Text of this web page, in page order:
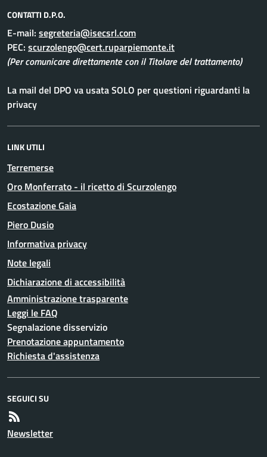
CONTATTI D.P.O.
E-mail:
PEC:
(Per comunicare direttamente con il Titolare del trattamento)
La mail del DPO va usata SOLO per questioni riguardanti la
privacy
LINK UTILI
Terremerse
Oro Monferrato - il ricetto di Scurzolengo
Ecostazione Gaia
Piero Dusio
Informativa privacy
Note legali
Dichiarazione di accessibilità
Amministrazione trasparente
Leggi le FAQ
Segnalazione disservizio
Prenotazione appuntamento
Richiesta d'assistenza
SEGUICI SU
Newsletter